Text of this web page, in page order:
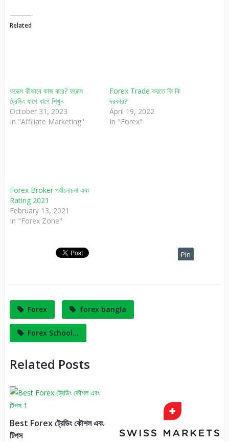
Related
ফরেক্স কীভাবে কাজ করে? ফরেক্স
ট্রেডিং ধাপে ধাপে শিখুন
October 31, 2023
In "Affiliate Marketing"
Forex Trade করতে কি কি
দরকার?
April 19, 2022
In "Forex"
Forex Broker পর্যালোচনা এবং
Rating 2021
February 13, 2021
In "Forex Zone"
Pin
Forex forex bangla
Forex School...
Related Posts
Best Forex ট্রেডিং কৌশল এবং
টিপস